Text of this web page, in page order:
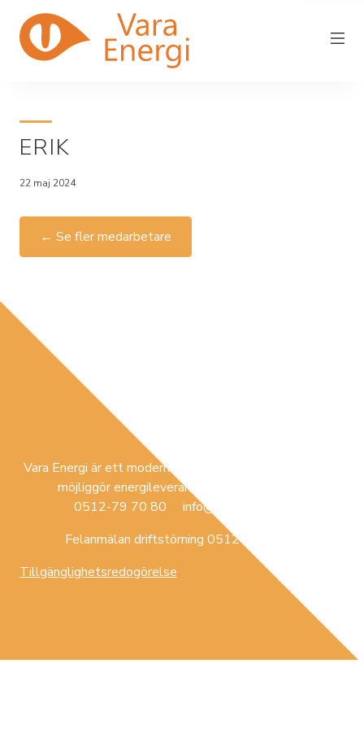
Vara Energi
Elnät
Elhandel
Driftstörning
In/utflytt
Kundservice
ERIK
22 maj 2024
← Se fler medarbetare
Vara Energi är ett modernt lokalt förankrat företag som
möjliggör energileverans i Vara med omnejd.
0512-79 70 80 info@varaenergi.se
Felanmälan driftstörning 0512-79 70 84
Tillgänglighetsredogörelse